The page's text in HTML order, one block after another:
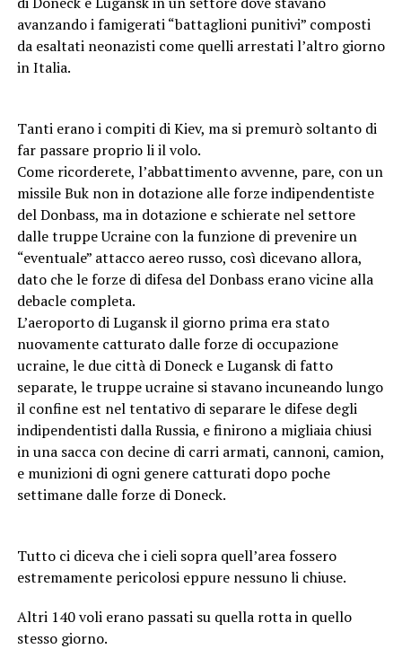
avanzando i famigerati “battaglioni punitivi” composti
da esaltati neonazisti come quelli arrestati l’altro giorno
in Italia.
Tanti erano i compiti di Kiev, ma si premurò soltanto di
far passare proprio li il volo.
Come ricorderete, l’abbattimento avvenne, pare, con un
missile Buk non in dotazione alle forze indipendentiste
del Donbass, ma in dotazione e schierate nel settore
dalle truppe Ucraine con la funzione di prevenire un
“eventuale” attacco aereo russo, così dicevano allora,
dato che le forze di difesa del Donbass erano vicine alla
debacle completa.
L’aeroporto di Lugansk il giorno prima era stato
nuovamente catturato dalle forze di occupazione
ucraine, le due città di Doneck e Lugansk di fatto
separate, le truppe ucraine si stavano incuneando lungo
il confine est nel tentativo di separare le difese degli
indipendentisti dalla Russia, e finirono a migliaia chiusi
in una sacca con decine di carri armati, cannoni, camion,
e munizioni di ogni genere catturati dopo poche
settimane dalle forze di Doneck.
Tutto ci diceva che i cieli sopra quell’area fossero
estremamente pericolosi eppure nessuno li chiuse.
Altri 140 voli erano passati su quella rotta in quello
stesso giorno.